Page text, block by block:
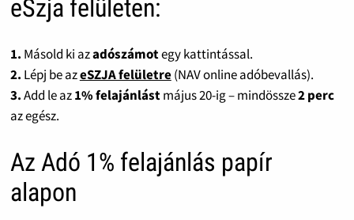
eSzja felületen:
1. Másold ki azadószámotegy kattintással.
2. Lépj be azeSZJA felületre(NAV online adóbevallás).
3.Add le az1% felajánlástmájus 20-ig – mindössze2 perc
az egész.
Az Adó 1% felajánlás papír
alapon